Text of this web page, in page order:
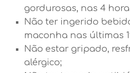
gordurosas, nas 4
Não ter ingerido
maconha nas últimas
Não estar gripado,
alérgico;